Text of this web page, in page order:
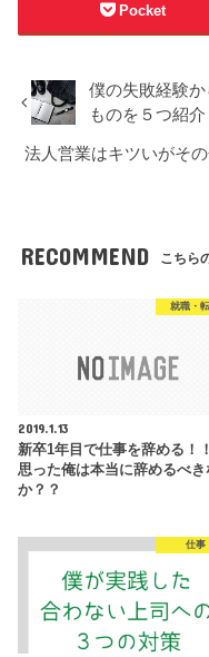
Pocket
僕の失敗経験
ものを５つ紹介
法人営業はキツいがそ
RECOMMEND こちら
就職・
2019.1.13
新卒1年目で仕事を辞める！
思った俺は本当に辞めるべき
か？？
仕事